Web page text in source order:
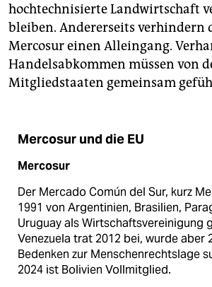
hochtechnisierte Landwirtschaft
bleiben. Andererseits verhindern
Mercosur einen Alleingang.
Handelsabkommen müssen von
Mitgliedstaaten gemeinsam
Mercosur und die EU
Mercosur
Der Mercado Común del Sur, kurz
1991 von Argentinien, Brasilien,
Uruguay als Wirtschaftsvereinigung
Venezuela trat 2012 bei, wurde aber
Bedenken zur Menschenrechtslage
2024 ist Bolivien Vollmitglied.